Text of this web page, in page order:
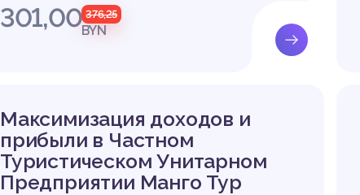
301,00 376,25
BYN
Максимизация доходов и
прибыли в Частном
Туристическом Унитарном
Предприятии Манго Тур